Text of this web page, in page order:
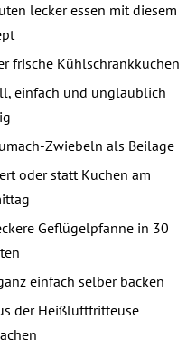
lecker essen mit diesem
frische Kühlschrankkuchen
einfach und unglaublich
Zwiebeln als Beilage
oder statt Kuchen am
Geflügelpfanne in 30
einfach selber backen
der Heißluftfritteuse